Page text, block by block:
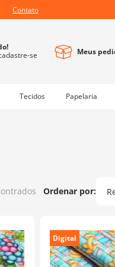
Contato
Meus
Tecidos Papelaria
Digital